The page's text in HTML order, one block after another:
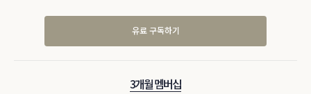
유료 구독하기
3개월 멤버십